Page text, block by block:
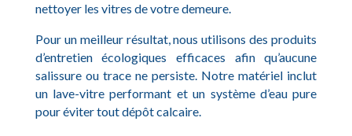
nettoyer les vitres de votre demeure.
Pour un meilleur résultat, nous utilisons des produits
d’entretien écologiques efficaces afin qu’aucune
salissure ou trace ne persiste. Notre matériel inclut
un lave-vitre performant et un système d’eau pure
pour éviter tout dépôt calcaire.